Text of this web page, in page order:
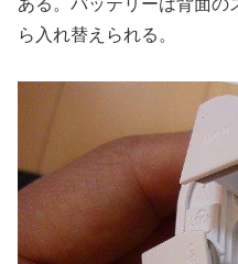
ら入れ替えられる。